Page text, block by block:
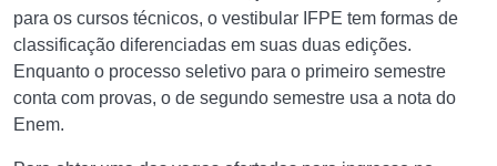
para os cursos técnicos, o vestibular IFPE tem formas de
classificação diferenciadas em suas duas edições.
Enquanto o processo seletivo para o primeiro semestre
conta com provas, o de segundo semestre usa a nota do
Enem.